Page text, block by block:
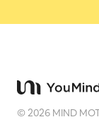
©2026 MIND